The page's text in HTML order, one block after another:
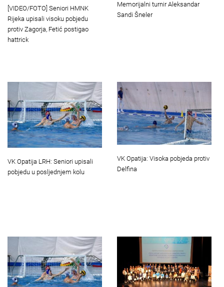
[VIDEO/FOTO] Seniori HMNK
Rijeka upisali visoku pobjedu
protiv Zagorja, Fetić postigao
hattrick
Memorijalni turnir Aleksandar
Sandi Šneler
VK Opatija LRH: Seniori upisali
pobjedu u posljednjem kolu
VK Opatija: Visoka pobjeda protiv
Delfina